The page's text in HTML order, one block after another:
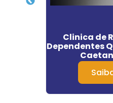
Clinica de
Dependentes